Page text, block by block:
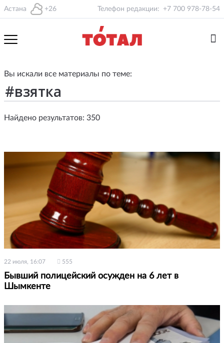
Астана +26 Телефон редакции: +7 700 978-78-54
Вы искали все материалы по теме:
Найдено результатов: 350
22 июля, 16:07 555
Бывший полицейский осужден на 6 лет в
Шымкенте